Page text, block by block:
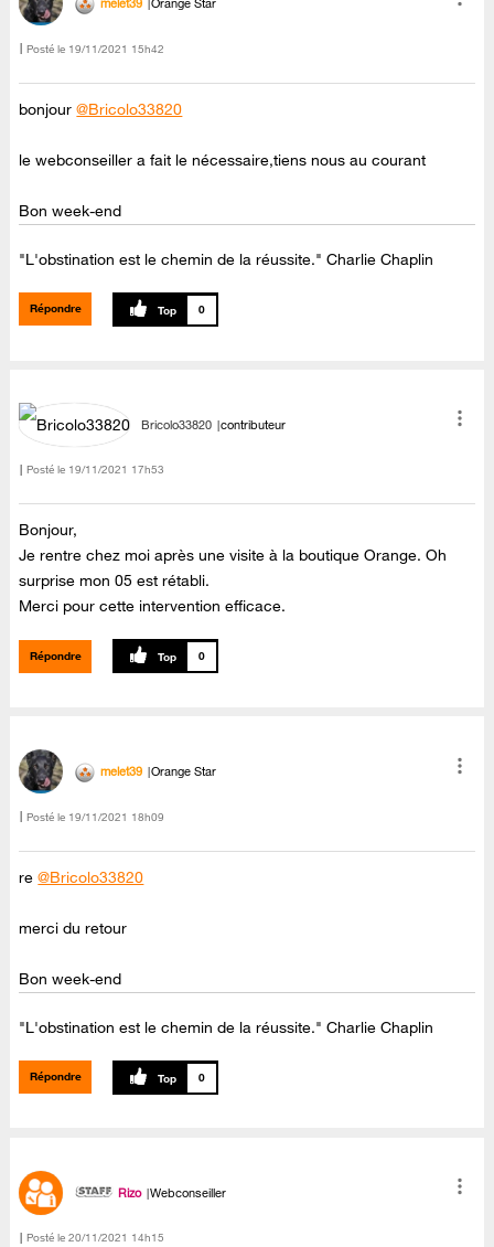
melet39 Orange Star
Posté le ‎19/11/2021 15h42
bonjour@Bricolo33820
le webconseiller a fait le nécessaire,tiens nous au courant
Bon week-end
"L'obstination est le chemin de la réussite." Charlie Chaplin
Répondre 0
Bricolo33820 contributeur
Posté le ‎19/11/2021 17h53
Bonjour,
Je rentre chez moi après une visite à la boutique Orange. Oh
surprise mon 05 est rétabli.
Merci pour cette intervention efficace.
Répondre 0
melet39 Orange Star
Posté le ‎19/11/2021 18h09
re@Bricolo33820
merci du retour
Bon week-end
"L'obstination est le chemin de la réussite." Charlie Chaplin
Répondre 0
Rizo Webconseiller
Posté le ‎20/11/2021 14h15